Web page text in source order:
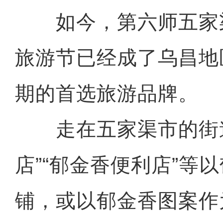
如今，第六师五家
旅游节已经成了乌昌地
期的首选旅游品牌。
走在五家渠市的街
店”“郁金香便利店”等
铺，或以郁金香图案